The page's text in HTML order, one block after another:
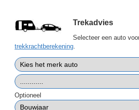
Trekadvies
Selecteer een auto
trekkrachtberekening
Optioneel